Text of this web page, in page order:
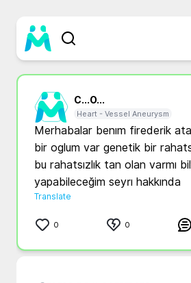
C...O...
Heart - Vessel Aneurysm
Merhabalar benım firederik
bir oglum var genetik bir
bu rahatsızlık tan olan varmı
yapabileceğim seyrı hakkında
Translate
0 0